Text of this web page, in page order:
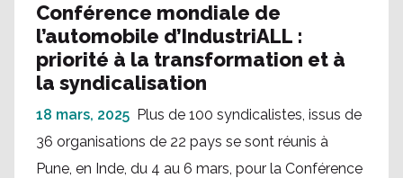
Conférence mondiale de
l’automobile d’IndustriALL :
priorité à la transformation et à
la syndicalisation
18 mars, 2025 Plus de 100 syndicalistes, issus de
36 organisations de 22 pays se sont réunis à
Pune, en Inde, du 4 au 6 mars, pour la Conférence